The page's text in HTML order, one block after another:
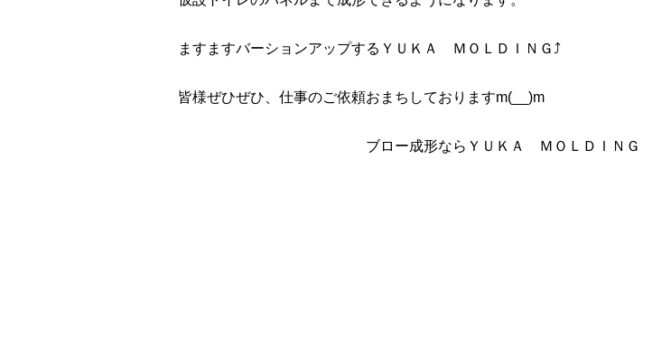
ますますバーションアップするＹＵＫＡ ＭＯＬＤＩＮＧ⤴
皆様ぜひぜひ、仕事のご依頼おまちしておりますm(__)m
ブロー成形ならＹＵＫＡ ＭＯＬＤＩＮＧ